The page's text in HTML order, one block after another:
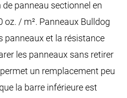
panneau sectionnel en
oz. / m². Panneaux Bulldog
panneaux et la résistance
les panneaux sans retirer
un remplacement peu
la barre inférieure est